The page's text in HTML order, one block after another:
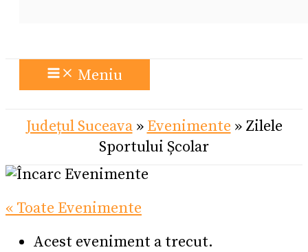
Meniu
Județul Suceava» Evenimente » Zilele
Sportului Școlar
« Toate Evenimente
Acest eveniment a trecut.